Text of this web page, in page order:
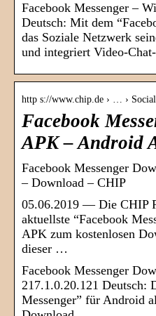
Facebook Messenger –
Deutsch: Mit dem
das Soziale Netzwerk
und integriert Video-
http s://www.chip.de › … ›
Facebook
APK – Android
Facebook Messenger
– Download – CHIP
05.06.2019 — Die CHIP
aktuellste “Facebook
APK zum kostenlosen
dieser …
Facebook Messenger
217.1.0.20.121 Deutsch:
Messenger” für Android